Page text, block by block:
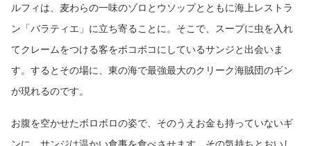
ルフィは、麦わらの一味のゾロとウソップとともに海上レストラ
ン「バラティエ」に立ち寄ることに。そこで、スープに虫を入れ
てクレームをつける客をボコボコにしているサンジと出会いま
す。するとその場に、東の海で最強最大のクリーク海賊団のギン
が現れるのです。
お腹を空かせたボロボロの姿で、そのうえお金も持っていないギ
ンに、サンジは温かい食事を食べさせます。その気持ちとおいし